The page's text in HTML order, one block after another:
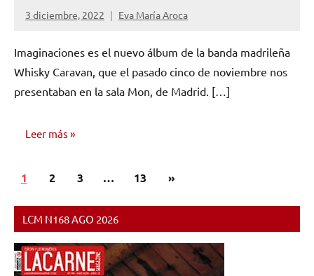
3 diciembre, 2022 Eva María Aroca
No
comentarios
Imaginaciones es el nuevo álbum de la banda madrileña
Whisky Caravan, que el pasado cinco de noviembre nos
presentaban en la sala Mon, de Madrid. […]
Leer más
OPINIÓN
Paginación
entradas
1 2 3 … 13
Siguientes
»
LCM N168 AGO 2026